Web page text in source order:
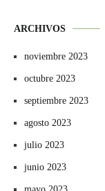
ARCHIVOS
noviembre 2023
octubre 2023
septiembre 2023
agosto 2023
julio 2023
junio 2023